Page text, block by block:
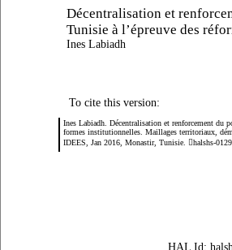
Décentralisation et
Tunisie à l’épreuve des
Ines Labiadh
To cite this version:
Ines Labiadh. Décentralisation et renforcement du
formes institutionnelles. Maillages territoriaux,
IDEES, Jan 2016, Monastir, Tunisie. ￿halshs-
HAL Id: